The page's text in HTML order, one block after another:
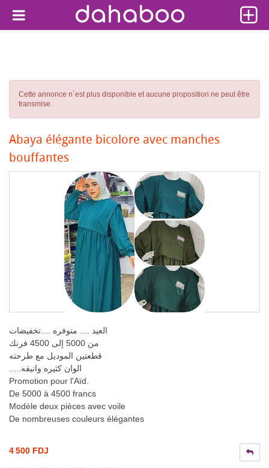
Cette annonce n´est plus disponible et aucune proposition ne peut être
transmise.
Abaya élégante bicolore avec manches
bouffantes
العيد .... متوفره ....تخفيضات
من 5000 إلى 4500 فرنك
قطعتين الموديل مع طرحته
.....الوان كثيره وانيقه
Promotion pour l'Aïd.
De 5000 à 4500 francs
Modèle deux pièces avec voile
De nombreuses couleurs élégantes
4 500 FDJ